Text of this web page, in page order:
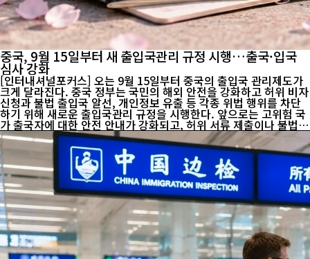
중국, 9월 15일부터 새 출입국관리 규정 시행…출국·입국
심사 강화
[인터내셔널포커스] 오는 9월 15일부터 중국의 출입국 관리제도가
크게 달라진다. 중국 정부는 국민의 해외 안전을 강화하고 허위 비자
신청과 불법 출입국 알선, 개인정보 유출 등 각종 위법 행위를 차단
하기 위해 새로운 출입국관리 규정을 시행한다. 앞으로는 고위험 국
가 출국자에 대한 안전 안내가 강화되고, 허위 서류 제출이나 불법
중개 행위에 대한 처벌도 한층 엄격해질 전망이다. 중국 국무원이 발
표한 새 규정은 출국·입국 심사뿐 아니라 비자 발급, 체류 관리, 출입
국 중개업 운영 기준까지 폭넓게 정비한 것이 특징이다. 이번 제도의
핵심은 ▲중국 국민의 해외 안전관리 강화 ▲출입국 신청의 진위 확
인 강화 ▲외국인의 입국 심사 강화 ▲출입국 중개업 관리체계 구축
등 네 가지로 요약된다. 우선 정부는 해외 전쟁이나 무력충돌, 테러,
사회 불안, 자연재해, 감염병 확산 등 위험 상황을 종합적으...